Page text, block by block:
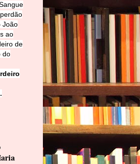
João
ao
de
do